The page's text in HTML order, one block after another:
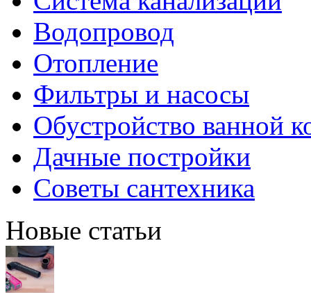
Водопровод
Отопление
Фильтры и насосы
Обустройство ванной
Дачные постройки
Советы сантехника
Новые статьи